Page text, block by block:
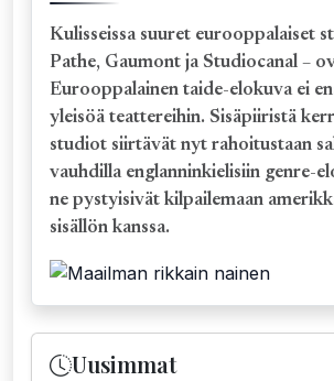
Kulisseissa suuret eurooppalaiset
Pathe, Gaumont ja Studiocanal –
Eurooppalainen taide-elokuva ei
yleisöä teattereihin. Sisäpiiristä
studiot siirtävät nyt rahoitustaan
vauhdilla englanninkielisiin genre-
ne pystyisivät kilpailemaan
sisällön kanssa.
Uusimmat